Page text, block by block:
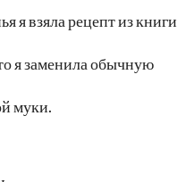
я взяла рецепт из книги
я заменила обычную
муки.